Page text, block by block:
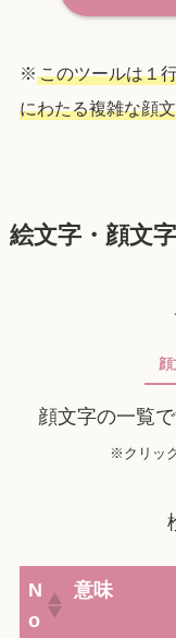
※ このツールは１
にわたる複雑な顔
絵文字・顔文
顔文字の一覧
※クリッ
N
o
意味